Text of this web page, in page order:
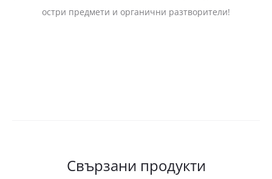
остри предмети и органични разтворители!
Свързани продукти